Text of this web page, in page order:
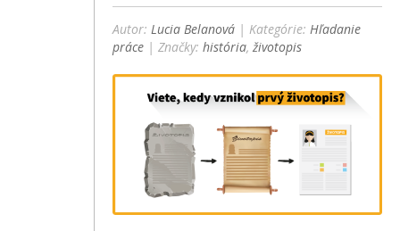
Autor:Lucia Belanová | Kategórie:Hľadanie
práce | Značky:história,životopis